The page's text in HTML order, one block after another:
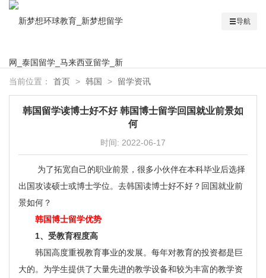
导航
当前位置： 首页 > 韩国 > 留学资讯
韩国留学读博士好不好 韩国博士留学回国就业前景如
何
时间: 2022-06-17
为了拓宽自己的职业前景，很多小伙伴在本科毕业后选择
出国攻读硕士或博士学位。去韩国读博士好不好？回国就业前
景如何？
韩国博士留学优势
1、受教育程度高
韩国高度重视教育事业的发展。每年对教育的投资都是巨
大的。为学生提供了大量先进的教学设备和较为丰富的教学资